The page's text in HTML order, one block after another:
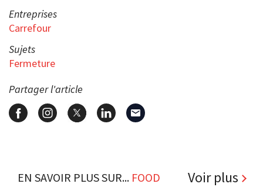
Entreprises
Carrefour
Sujets
Fermeture
Partager l'article
EN SAVOIR PLUS SUR... FOOD Voir plus